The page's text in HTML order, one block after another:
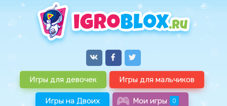
Игры для девочек Игры для мальчиков
Игры на Двоих Мои игры 0